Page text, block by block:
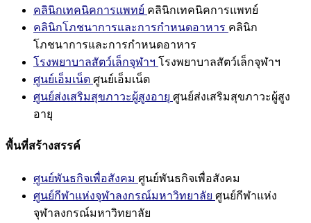
คลินิกเทคนิคการแพทย์ คลินิกเทคนิคการแพทย์
คลินิกโภชนาการและการกำหนดอาหาร คลินิก
โภชนาการและการกำหนดอาหาร
โรงพยาบาลสัตว์เล็กจุฬาฯ โรงพยาบาลสัตว์เล็กจุฬาฯ
ศูนย์เอ็มเน็ต ศูนย์เอ็มเน็ต
ศูนย์ส่งเสริมสุขภาวะผู้สูงอายุ ศูนย์ส่งเสริมสุขภาวะผู้สูง
อายุ
พื้นที่สร้างสรรค์
ศูนย์พันธกิจเพื่อสังคม ศูนย์พันธกิจเพื่อสังคม
ศูนย์กีฬาแห่งจุฬาลงกรณ์มหาวิทยาลัย ศูนย์กีฬาแห่ง
จุฬาลงกรณ์มหาวิทยาลัย